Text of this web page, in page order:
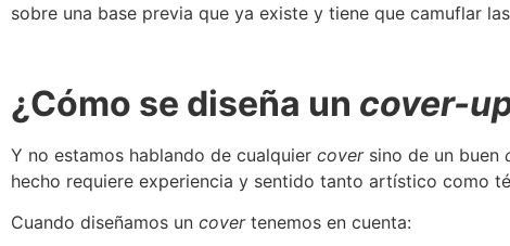
sobre una base previa que ya existe y tiene que camuflar
¿Cómo se diseña un cover-
Y no estamos hablando de cualquier coversino de un buen
hecho requiere experiencia y sentido tanto artístico como
Cuando diseñamos un covertenemos en cuenta: